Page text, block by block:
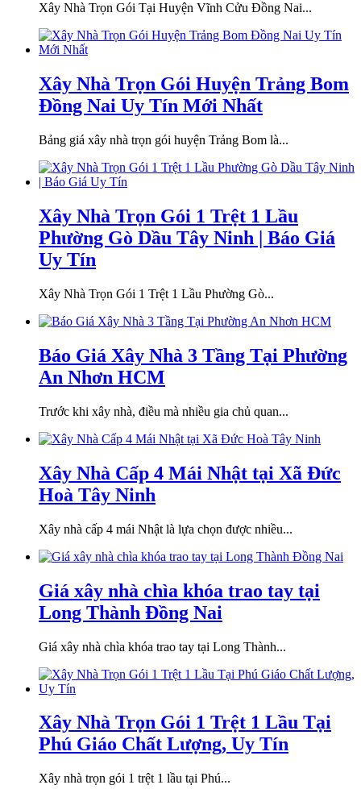
Xây Nhà Trọn Gói Tại Huyện Vĩnh Cửu Đồng Nai...
Xây Nhà Trọn Gói Huyện Trảng Bom
Đồng Nai Uy Tín Mới Nhất
Bảng giá xây nhà trọn gói huyện Trảng Bom là...
Xây Nhà Trọn Gói 1 Trệt 1 Lầu
Phường Gò Dầu Tây Ninh | Báo Giá
Uy Tín
Xây Nhà Trọn Gói 1 Trệt 1 Lầu Phường Gò...
Báo Giá Xây Nhà 3 Tầng Tại Phường
An Nhơn HCM
Trước khi xây nhà, điều mà nhiều gia chủ quan...
Xây Nhà Cấp 4 Mái Nhật tại Xã Đức
Hoà Tây Ninh
Xây nhà cấp 4 mái Nhật là lựa chọn được nhiều...
Giá xây nhà chìa khóa trao tay tại
Long Thành Đồng Nai
Giá xây nhà chìa khóa trao tay tại Long Thành...
Xây Nhà Trọn Gói 1 Trệt 1 Lầu Tại
Phú Giáo Chất Lượng, Uy Tín
Xây nhà trọn gói 1 trệt 1 lầu tại Phú...